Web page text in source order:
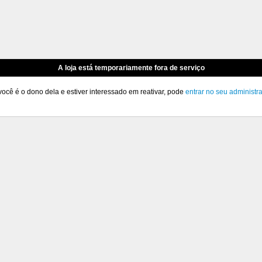
A loja está temporariamente fora de serviço
é o dono dela e estiver interessado em reativar, pode entrar no seu